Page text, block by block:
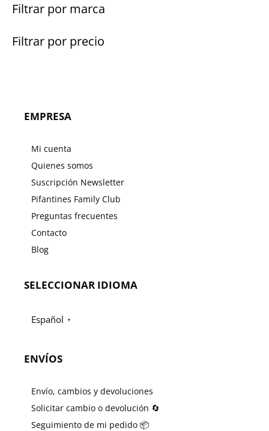
Filtrar por marca
Filtrar por precio
EMPRESA
Mi cuenta
Quienes somos
Suscripción Newsletter
Pifantines Family Club
Preguntas frecuentes
Contacto
Blog
SELECCIONAR IDIOMA
Español ▼
ENVÍOS
Envío, cambios y devoluciones
Solicitar cambio o devolución 🔄
Seguimiento de mi pedido 📦